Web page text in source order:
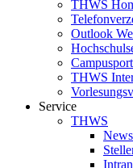
THWS
Outlook
THWS
Service
THWS